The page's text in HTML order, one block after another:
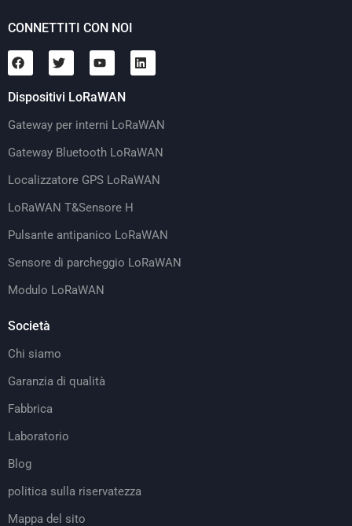
CONNETTITI CON NOI
Dispositivi LoRaWAN
Gateway per interni LoRaWAN
Gateway Bluetooth LoRaWAN
Localizzatore GPS LoRaWAN
LoRaWAN T&Sensore H
Pulsante antipanico LoRaWAN
Sensore di parcheggio LoRaWAN
Modulo LoRaWAN
Società
Chi siamo
Garanzia di qualità
Fabbrica
Laboratorio
Blog
politica sulla riservatezza
Mappa del sito